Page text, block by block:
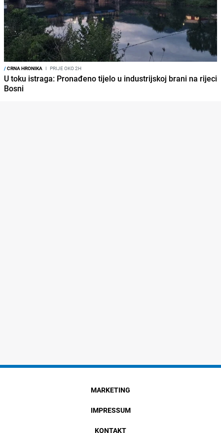
/CRNA HRONIKA I PRIJE OKO 2H
U toku istraga: Pronađeno tijelo u industrijskoj brani na rijeci
Bosni
MARKETING
IMPRESSUM
KONTAKT